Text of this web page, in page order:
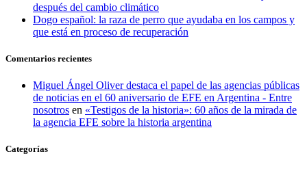
después del cambio climático
Dogo español: la raza de perro que ayudaba en los campos y
que está en proceso de recuperación
Comentarios recientes
Miguel Ángel Oliver destaca el papel de las agencias públicas
de noticias en el 60 aniversario de EFE en Argentina - Entre
nosotros en «Testigos de la historia»: 60 años de la mirada de
la agencia EFE sobre la historia argentina
Categorías